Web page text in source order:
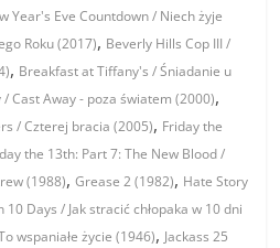
Year's Eve Countdown / Niech żyje
Roku (2017), Beverly Hills Cop III /
, Breakfast at Tiffany's / Śniadanie u
/ Cast Away - poza światem (2000),
/ Czterej bracia (2005), Friday the
the 13th: Part 7: The New Blood /
(1988),Grease 2 (1982), Hate Story
10 Days / Jak stracić chłopaka w 10 dni
wspaniałe życie (1946), Jackass 25